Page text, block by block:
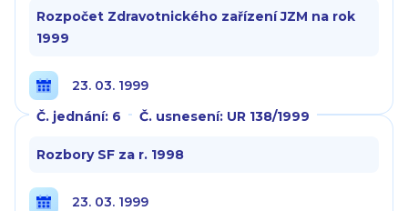
Rozpočet Zdravotnického zařízení JZM na rok
1999
23. 03. 1999
Č. jednání: 6
Č. usnesení: UR 138/1999
Rozbory SF za r. 1998
23. 03. 1999